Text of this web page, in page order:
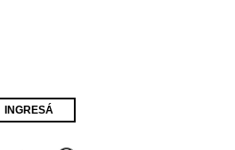
INGRESÁ